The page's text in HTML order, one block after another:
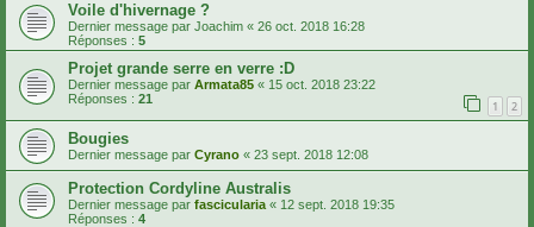
Voile d'hivernage ?
Dernier message par Joachim « 26 oct. 2018 16:28
Réponses : 5
Projet grande serre en verre :D
Dernier message par Armata85 « 15 oct. 2018 23:22
Réponses : 21 1 2
Bougies
Dernier message par Cyrano « 23 sept. 2018 12:08
Protection Cordyline Australis
Dernier message par fascicularia « 12 sept. 2018 19:35
Réponses : 4